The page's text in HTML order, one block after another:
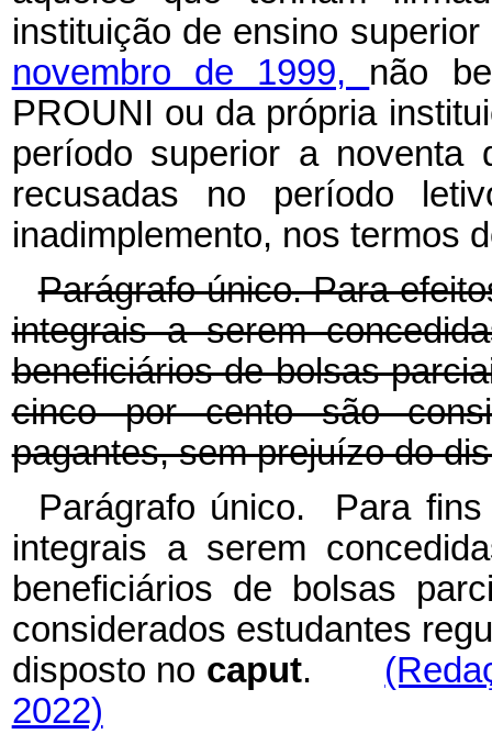
instituição de ensino
novembro de 1999, não
PROUNI ou da própria
período superior a noventa
recusadas no período
inadimplemento, nos termos
Parágrafo único. Para
integrais a serem
beneficiários de bolsas
cinco por cento são
pagantes, sem prejuízo do
Parágrafo único. Para
integrais a serem
beneficiários de bolsas
considerados estudantes
disposto no caput.
2022)